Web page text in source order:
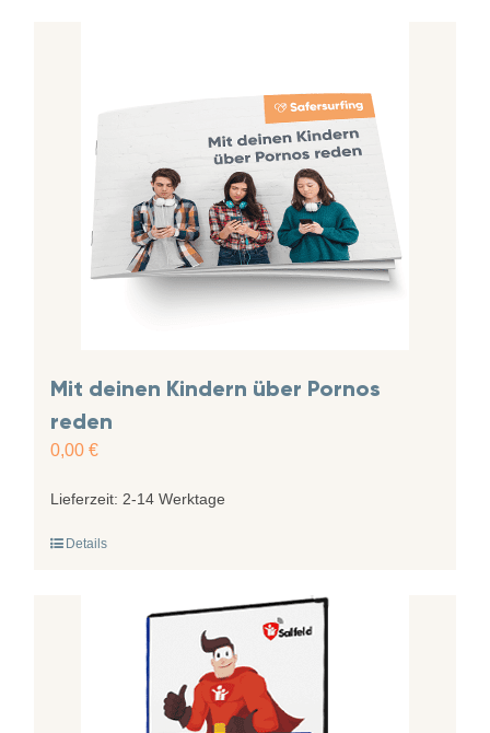
Mit deinen Kindern über Pornos
reden
0,00 €
Lieferzeit: 2-14 Werktage
Details